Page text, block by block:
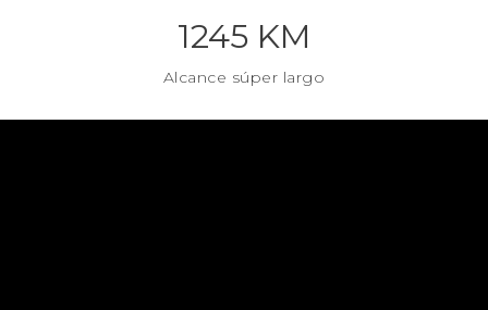
1245 KM
Alcance súper largo